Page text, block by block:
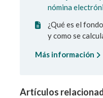
nómina
¿Qué es el
y como se
Más información
Artículos